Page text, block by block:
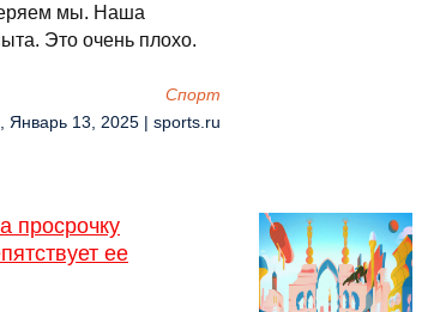
мы. Наша
Это очень плохо.
Спорт
Январь 13, 2025 | sports.ru
просрочку
ее